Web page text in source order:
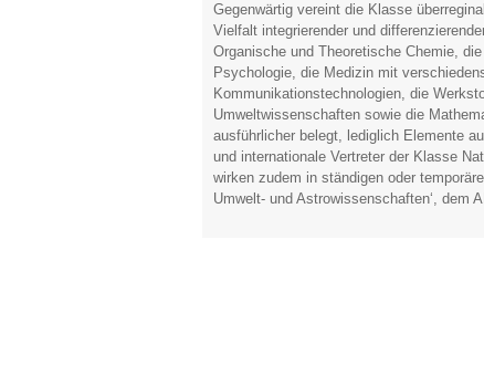
Gegenwärtig vereint die Klasse
Vielfalt integrierender und
Organische und Theoretische Chemie,
Psychologie, die Medizin mit
Kommunikationstechnologien, die
Umweltwissenschaften sowie die
ausführlicher belegt, lediglich Elemente
und internationale Vertreter der Klasse
wirken zudem in ständigen oder
Umwelt- und Astrowissenschaften‘, dem